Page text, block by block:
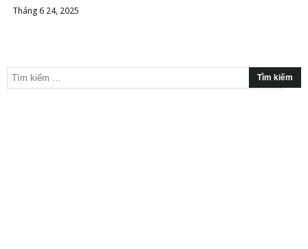
Tháng 6 24, 2025